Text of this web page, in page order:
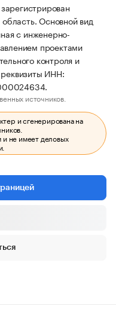
Основной вид
с инженерно-
проектами
контроля и
ИНН:
источников.
и сгенерирована на
и не имеет деловых